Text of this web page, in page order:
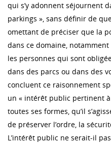
qui s’y adonnent séjournent
parkings », sans définir de
omettant de préciser que la
dans ce domaine,
les personnes qui sont
dans des parcs ou dans des
concluent ce raisonnement
un « intérêt public pertinent
toutes ses formes, qu’il
de préserver l’ordre, la
L’intérêt public ne serait-il